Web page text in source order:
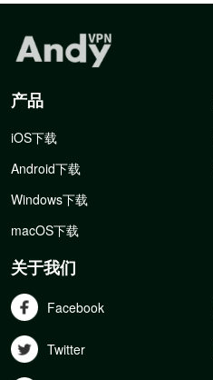
产品
iOS下载
Android下载
Windows下载
macOS下载
关于我们
Facebook
Twitter